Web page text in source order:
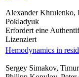
Alexander Khrulenko,
Pokladyuk
Erfordert eine
Lizenziert
Hemodynamics in
Sergey Simakov,